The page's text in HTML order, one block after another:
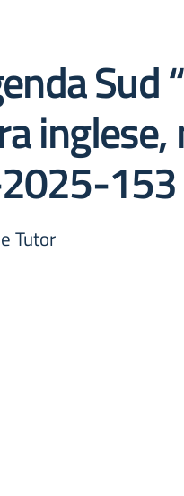
Sud
153
Tutor